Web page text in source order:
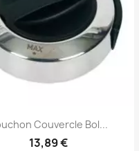
Aperçu rapide
Couvercle Bol...
13,89 €